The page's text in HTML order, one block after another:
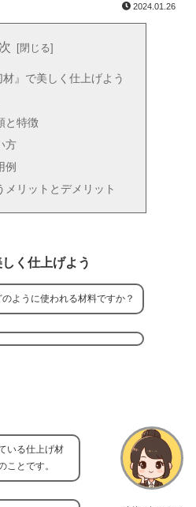
2024.01.26
』で美しく仕上げよう
と特徴
方
例
メリットとデメリット
く仕上げよう
ように使われる材料ですか？
いる仕上げ材
ことです。